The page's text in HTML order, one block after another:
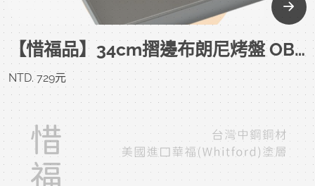
【惜福品】34cm摺邊布朗尼烤盤 OBLONG PAN FOLDED 34*23*5 CM
NTD. 729元